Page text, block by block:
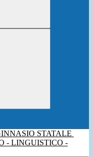
STATALE
- LINGUISTICO -